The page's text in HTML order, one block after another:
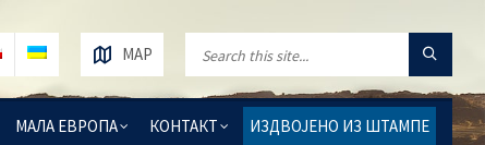
МАЛА ЕВРОПА КОНТАКТ ИЗДВОЈЕНО ИЗ ШТАМПЕ
MAP